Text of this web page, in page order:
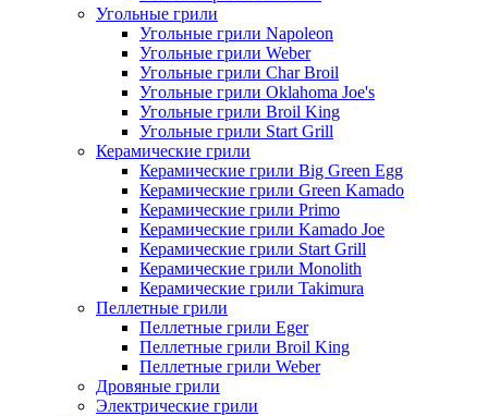
Угольные грили
Угольные грили Napoleon
Угольные грили Weber
Угольные грили Char Broil
Угольные грили Oklahoma Joe's
Угольные грили Broil King
Угольные грили Start Grill
Керамические грили
Керамические грили Big Green Egg
Керамические грили Green Kamado
Керамические грили Primo
Керамические грили Kamado Joe
Керамические грили Start Grill
Керамические грили Monolith
Керамические грили Takimura
Пеллетные грили
Пеллетные грили Eger
Пеллетные грили Broil King
Пеллетные грили Weber
Дровяные грили
Электрические грили